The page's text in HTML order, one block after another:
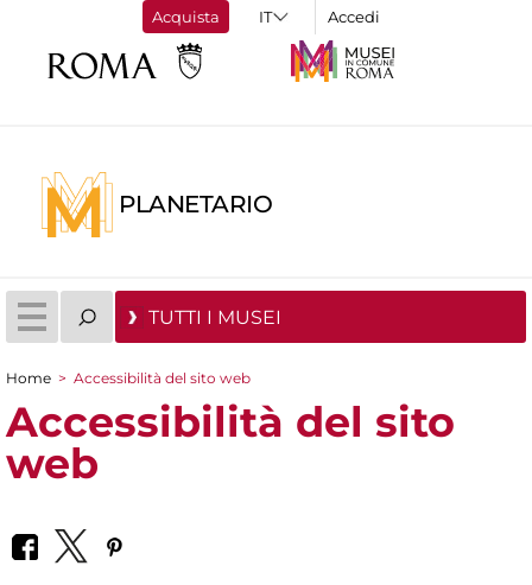
Acquista Accedi
PLANETARIO
TUTTI I MUSEI
Tu sei qui
Home > Accessibilità del sito web
Accessibilità del sito
web